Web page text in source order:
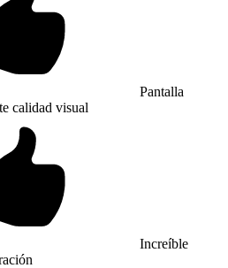
Pantalla
calidad visual
Increíble